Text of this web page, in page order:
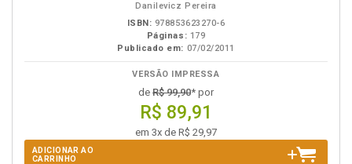
Danilevicz Pereira
ISBN: 978853623270-6
Páginas: 179
Publicado em: 07/02/2011
VERSÃO IMPRESSA
de R$ 99,90* por
R$ 89,91
em 3x de R$ 29,97
ADICIONAR AO
CARRINHO